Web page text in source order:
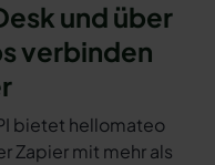
und über
verbinden
bietet hellomateo
Zapier mit mehr als